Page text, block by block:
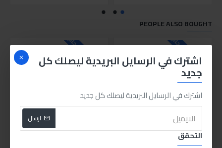
اشترك في الرسايل البريدية ليصلك كل
جديد
اشترك في الرسايل البريدية ليصلك كل جديد
ارسال
التحقق
PEOPLE ALSO BOUGHT
للاسف غير متوفر حاليا
بنسة 8" - احمر و اسود
للاسف غير متوفر حاليا